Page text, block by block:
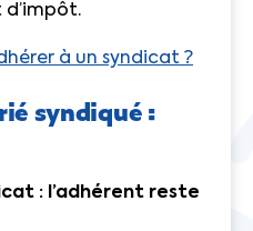
à un syndicat ?
syndiqué :
: l’adhérent reste